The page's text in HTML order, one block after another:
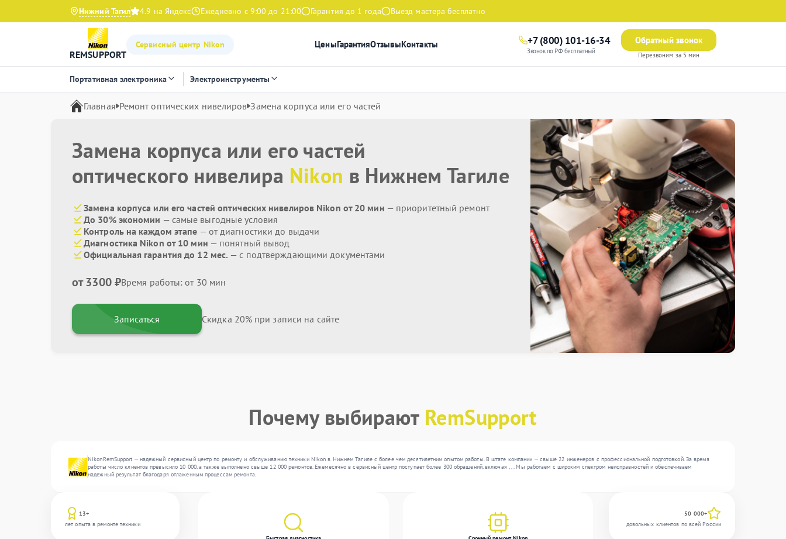
Нижний Тагил 4.9 на Яндекс Ежедневно с 9:00 до 21:00 Гарантия до 1 года Выезд мастера бесплатно
REMSUPPORT
Сервисный центр Nikon ЦеныГарантияОтзывыКонтакты +7 (800) 101-16-34
Звонок по РФ бесплатный
Обратный звонок
Перезвоним за 5 мин
Портативная электроника Электроинструменты
Главная Ремонт оптических нивелиров Замена корпуса или его частей
Замена корпуса или его частей
оптического нивелира Nikon в Нижнем Тагиле
Замена корпуса или его частей оптических нивелиров Nikon от 20 мин — приоритетный ремонт
До 30% экономии — самые выгодные условия
Контроль на каждом этапе — от диагностики до выдачи
Диагностика Nikon от 10 мин — понятный вывод
Официальная гарантия до 12 мес. — с подтверждающими документами
от 3300 ₽Время работы: от 30 мин
Записаться Скидка 20% при записи на сайте
Почему выбирают RemSupport
NikonRemSupport — надежный сервисный центр по ремонту и обслуживанию техники Nikon в Нижнем Тагиле с более чем десятилетним опытом работы. В штате компании — свыше 22 инженеров с профессиональной подготовкой. За время
работы число клиентов превысило 10 000, а также выполнено свыше 12 000 ремонтов. Ежемесячно в сервисный центр поступает более 300 обращений, включая , , . Мы работаем с широким спектром неисправностей и обеспечиваем
надежный результат благодаря отлаженным процессам ремонта.
13+
лет опыта в ремонте техники
50 000+
довольных клиентов по всей России